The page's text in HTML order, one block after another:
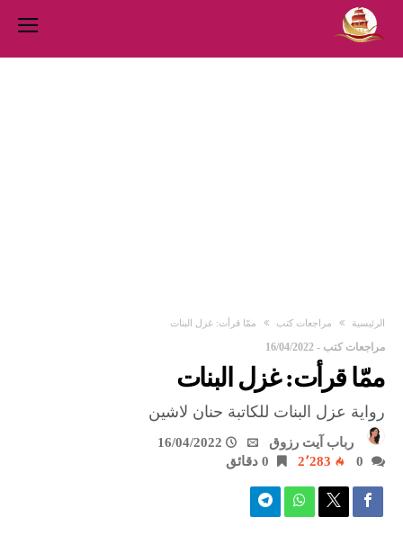
‫الرئيسية‬ مراجعات كتب ممّا قرأت: غزل البنات
مراجعات كتب -
16/04/2022
ممّا قرأت: غزل البنات
رواية عزل البنات للكاتبة حنان لاشين
رباب آيت رزوق
16/04/2022
2٬283 0 ‫دقائق‬